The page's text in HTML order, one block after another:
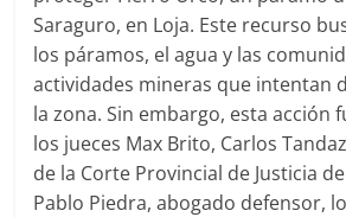
Saraguro, en Loja. Este recurso
los páramos, el agua y las
actividades mineras que intentan
la zona. Sin embargo, esta acción
los jueces Max Brito, Carlos
de la Corte Provincial de Justicia
Pablo Piedra, abogado defensor,